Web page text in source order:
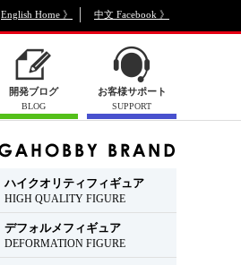
English Home 》 中文 Facebook 》
開発ブログ
BLOG
お客様サポート
SUPPORT
ハイクオリティフィギュア
HIGH QUALITY FIGURE
デフォルメフィギュア
DEFORMATION FIGURE